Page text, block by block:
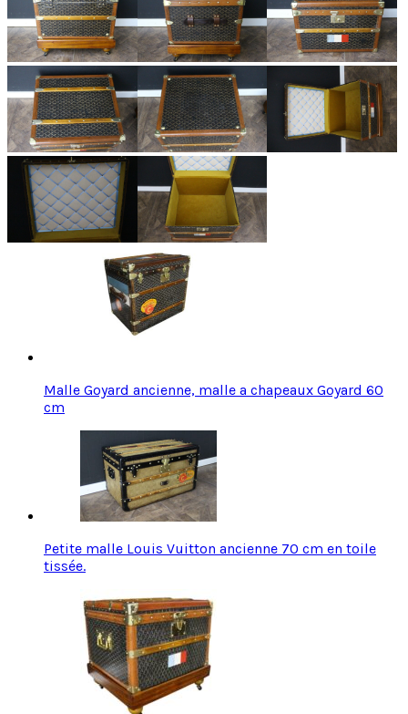
Malle Goyard ancienne, malle a chapeaux Goyard 60
cm
Petite malle Louis Vuitton ancienne 70 cm en toile
tissée.